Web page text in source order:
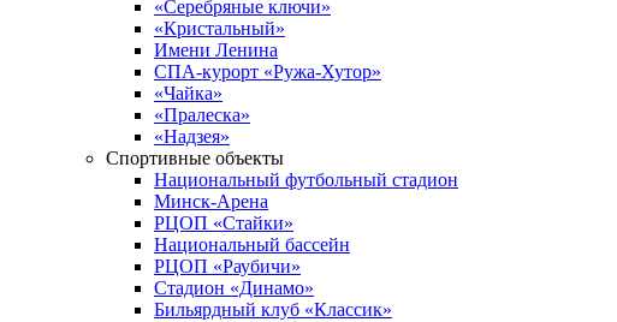
«Серебряные ключи»
«Кристальный»
Имени Ленина
СПА-курорт «Ружа-Хутор»
«Чайка»
«Пралеска»
«Надзея»
Спортивные объекты
Национальный футбольный стадион
Минск-Арена
РЦОП «Стайки»
Национальный бассейн
РЦОП «Раубичи»
Стадион «Динамо»
Бильярдный клуб «Классик»